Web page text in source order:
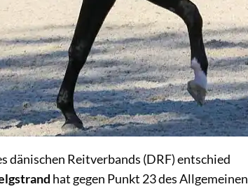
dänischen Reitverbands (DRF) entschied
hat gegen Punkt 23 des Allgemeinen